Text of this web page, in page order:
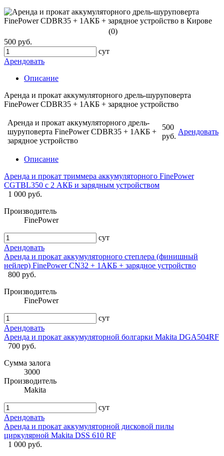
(0)
500 руб.
сут
Арендовать
Описание
Аренда и прокат аккумуляторного дрель-шуруповерта
FinePower CDBR35 + 1АКБ + зарядное устройство
Аренда и прокат аккумуляторного дрель-
шуруповерта FinePower CDBR35 + 1АКБ +
зарядное устройство
500
руб.
Арендовать
Описание
Аренда и прокат триммера аккумуляторного FinePower
CGTBL350 с 2 АКБ и зарядным устройством
1 000 руб.
Производитель
FinePower
сут
Арендовать
Аренда и прокат аккумуляторного степлера (финишный
нейлер) FinePower CN32 + 1АКБ + зарядное устройство
800 руб.
Производитель
FinePower
сут
Арендовать
Аренда и прокат аккумуляторной болгарки Makita DGA504RF
700 руб.
Сумма залога
3000
Производитель
Makita
сут
Арендовать
Аренда и прокат аккумуляторной дисковой пилы
циркулярной Makita DSS 610 RF
1 000 руб.